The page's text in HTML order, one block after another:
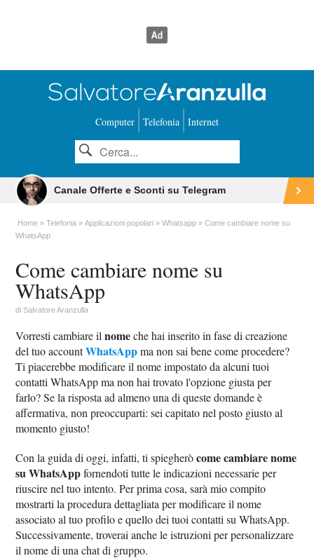
Computer Telefonia Internet
Canale Offerte e Sconti su Telegram
Home Telefonia Applicazioni popolari Whatsapp
Come cambiare nome su
WhatsApp
Come cambiare nome su
WhatsApp
diSalvatore Aranzulla
Vorresti cambiare ilnomeche hai inserito in fase di creazione
del tuo accountWhatsAppma non sai bene come procedere?
Ti piacerebbe modificare il nome impostato da alcuni tuoi
contatti WhatsApp ma non hai trovato l'opzione giusta per
farlo? Se la risposta ad almeno una di queste domande è
affermativa, non preoccuparti: sei capitato nel posto giusto al
momento giusto!
Con la guida di oggi, infatti, ti spiegheròcome cambiare nome
su WhatsAppfornendoti tutte le indicazioni necessarie per
riuscire nel tuo intento. Per prima cosa, sarà mio compito
mostrarti la procedura dettagliata per modificare il nome
associato al tuo profilo e quello dei tuoi contatti su WhatsApp.
Successivamente, troverai anche le istruzioni per personalizzare
il nome di una chat di gruppo.